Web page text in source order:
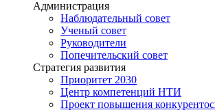
Администрация
Наблюдательный совет
Ученый совет
Руководители
Попечительский совет
Стратегия развития
Приоритет 2030
Центр компетенций НТИ
Проект повышения